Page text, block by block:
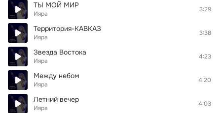
ТЫ МОЙ МИР
Ияра
3:29
Территория-КАВКАЗ
Ияра
3:38
Звезда Востока
Ияра
4:23
Между небом
Ияра
4:20
Летний вечер
Ияра
4:03